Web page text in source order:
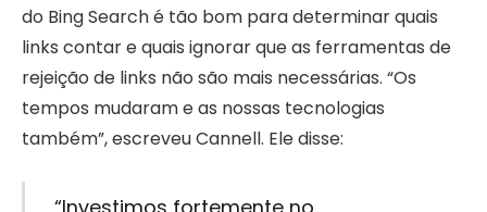
do Bing Search é tão bom para determinar quais
links contar e quais ignorar que as ferramentas de
rejeição de links não são mais necessárias. “Os
tempos mudaram e as nossas tecnologias
também”, escreveu Cannell. Ele disse: